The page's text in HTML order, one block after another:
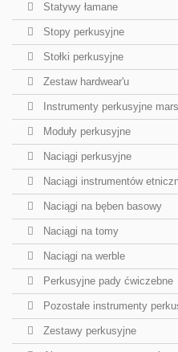
Statywy łamane
Stopy perkusyjne
Stołki perkusyjne
Zestaw hardwear'u
Instrumenty perkusyjne
Moduły perkusyjne
Naciągi perkusyjne
Naciągi instrumentów
Naciągi na bęben basowy
Naciągi na tomy
Naciągi na werble
Perkusyjne pady ćwiczebne
Pozostałe instrumenty
Zestawy perkusyjne